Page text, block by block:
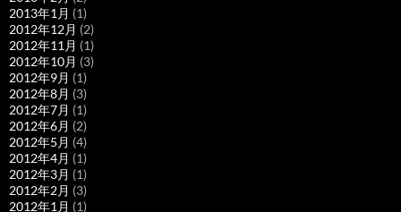
2013年1月 (1)
2012年12月 (2)
2012年11月 (1)
2012年10月 (3)
2012年9月 (1)
2012年8月 (3)
2012年7月 (1)
2012年6月 (2)
2012年5月 (4)
2012年4月 (1)
2012年3月 (1)
2012年2月 (3)
2012年1月 (1)